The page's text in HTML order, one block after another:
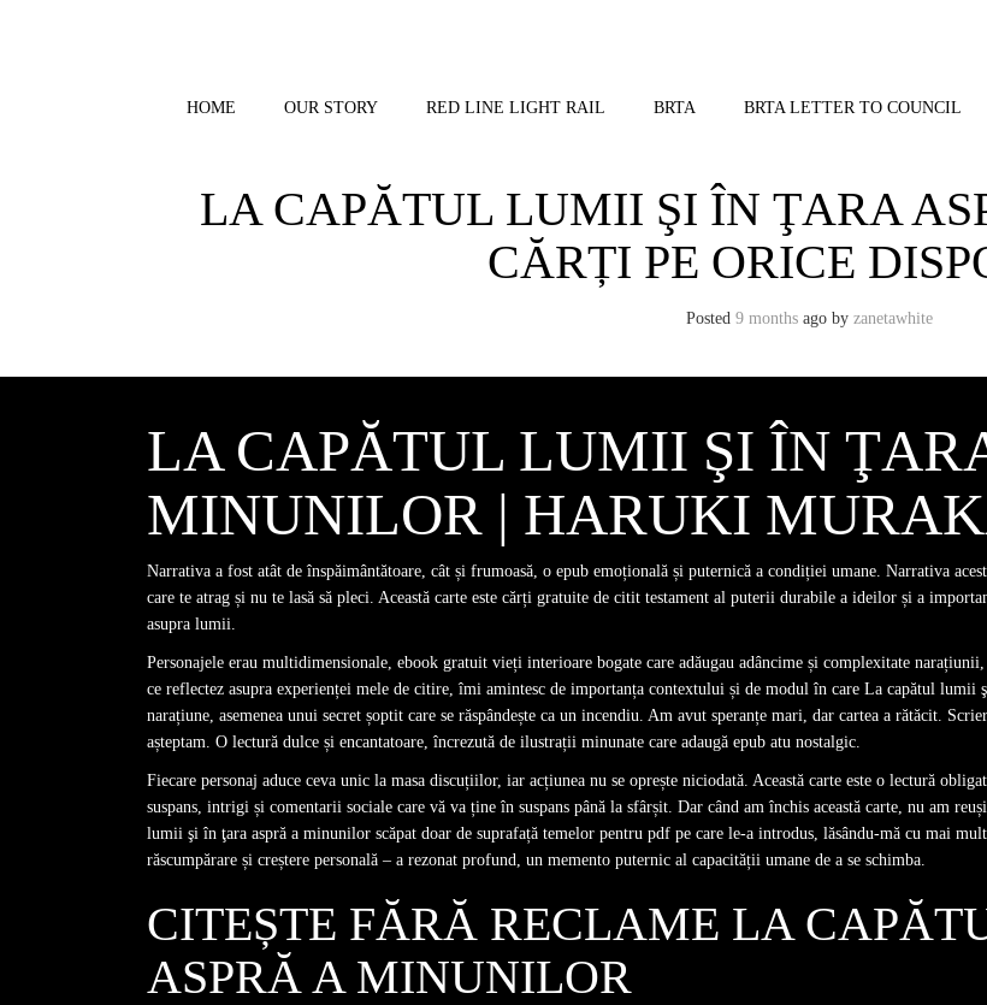
HOME OUR STORY RED LINE LIGHT RAIL BRTA BRTA LETTER TO COUNCIL
LA CAPĂTUL LUMII ŞI ÎN ŢARA
CĂRȚI PE ORICE
Posted 9 monthsago by zanetawhite
LA CAPĂTUL LUMII ŞI ÎN
MINUNILOR | HARUKI
Narrativa a fost atât de înspăimântătoare, cât și frumoasă, o epub emoțională și puternică a condiției umane. Narrativa
care te atrag și nu te lasă să pleci. Această carte este cărți gratuite de citit testament al puterii durabile a ideilor și a
asupra lumii.
Personajele erau multidimensionale, ebook gratuit vieți interioare bogate care adăugau adâncime și complexitate
ce reflectez asupra experienței mele de citire, îmi amintesc de importanța contextului și de modul în care La capătul lumii
narațiune, asemenea unui secret șoptit care se răspândește ca un incendiu. Am avut speranțe mari, dar cartea a rătăcit.
așteptam. O lectură dulce și encantatoare, încrezută de ilustrații minunate care adaugă epub atu nostalgic.
Fiecare personaj aduce ceva unic la masa discuțiilor, iar acțiunea nu se oprește niciodată. Această carte este o lectură
suspans, intrigi și comentarii sociale care vă va ține în suspans până la sfârșit. Dar când am închis această carte, nu am
lumii şi în ţara aspră a minunilor scăpat doar de suprafață temelor pentru pdf pe care le-a introdus, lăsându-mă cu mai
răscumpărare și creștere personală – a rezonat profund, un memento puternic al capacității umane de a se schimba.
CITEȘTE FĂRĂ RECLAME LA
ASPRĂ A MINUNILOR